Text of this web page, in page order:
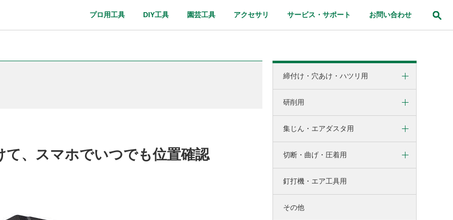
プロ用工具 DIY工具 園芸工具 アクセサリ サービス・サポート お問い合わせ
て、スマホでいつでも位置確認
締付け・穴あけ・ハツリ用
インパクトドライバ・ドライバドリル
用
（旧型）コードレス高速ドリル
D18DBHL用
ロータリハンマドリル用
研削用
ディスクグラインダ用
集じん・エアダスタ用
コードレスクリーナ用
切断・曲げ・圧着用
丸のこ用
釘打機・エア工具用
その他